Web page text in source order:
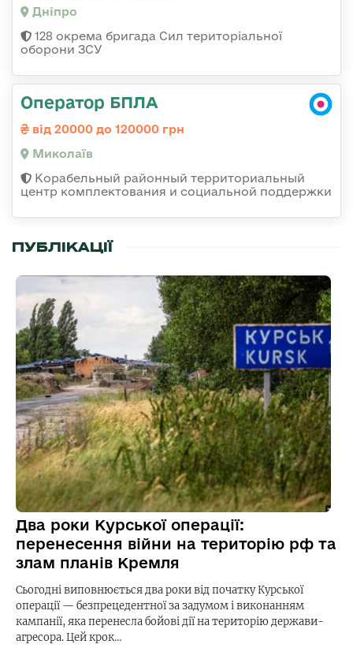
Дніпро
128 окрема бригада Сил територіальної
оборони ЗСУ
Оператор БПЛА
від 20000 до 120000 грн
Миколаїв
Корабельный районный территориальный
центр комплектования и социальной поддержки
ПУБЛІКАЦІЇ
Два роки Курської операції:
перенесення війни на територію рф та
злам планів Кремля
Сьогодні виповнюється два роки від початку Курської
операції — безпрецедентної за задумом і виконанням
кампанії, яка перенесла бойові дії на територію держави-
агресора. Цей крок…